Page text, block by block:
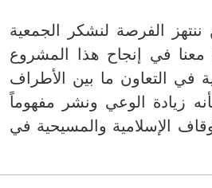
الفرصة لنشكر الجمعية
معنا في إنجاح هذا المشروع
في التعاون ما بين الأطراف
زيادة الوعي ونشر مفهوماً
الإسلامية والمسيحية في